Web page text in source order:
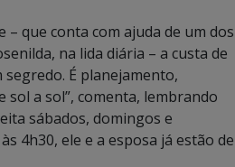
– que conta com ajuda de um dos
na lida diária – a custa de
É planejamento,
sol a sol”, comenta, lembrando
sábados, domingos e
4h30, ele e a esposa já estão de